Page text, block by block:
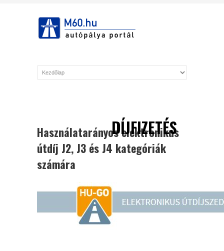
DÍJFIZETÉS
Használatarányos elektronikus
útdíj J2, J3 és J4 kategóriák
számára